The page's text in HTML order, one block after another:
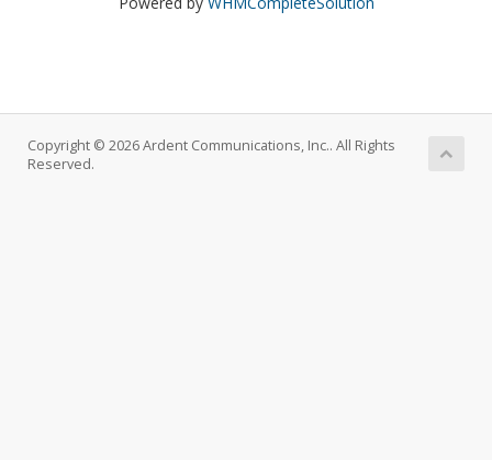
Copyright © 2026 Ardent Communications, Inc.. All Rights
Reserved.